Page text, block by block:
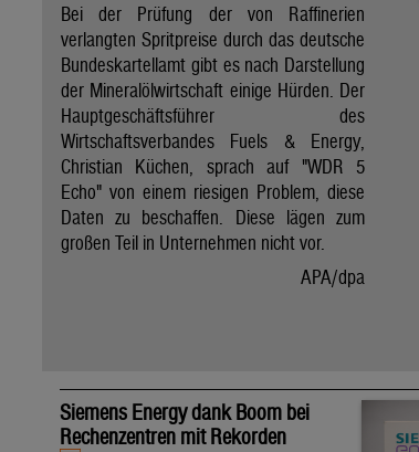
Bei der Prüfung der von Raffinerien
verlangten Spritpreise durch das deutsche
Bundeskartellamt gibt es nach Darstellung
der Mineralölwirtschaft einige Hürden. Der
Hauptgeschäftsführer des
Wirtschaftsverbandes Fuels & Energy,
Christian Küchen, sprach auf "WDR 5
Echo" von einem riesigen Problem, diese
Daten zu beschaffen. Diese lägen zum
großen Teil in Unternehmen nicht vor.
APA/dpa
Siemens Energy dank Boom bei
Rechenzentren mit Rekorden